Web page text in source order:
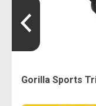
Gorilla Sports